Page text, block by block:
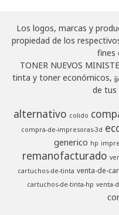
Los logos, marcas y
propiedad de los
fines
TONER NUEVOS
tinta y toner económicos,
de tus
alternativo colido
compra-de-impresoras-3d
generico hp
remanofacturado
cartuchos-de-tinta venta-de-
cartuchos-de-tinta-hp venta-